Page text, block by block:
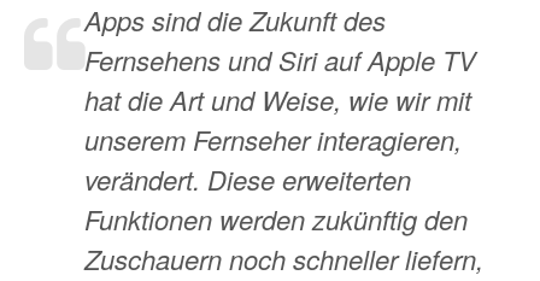
Apps sind die Zukunft des
Fernsehens und Siri auf Apple TV
hat die Art und Weise, wie wir mit
unserem Fernseher interagieren,
verändert. Diese erweiterten
Funktionen werden zukünftig den
Zuschauern noch schneller liefern,